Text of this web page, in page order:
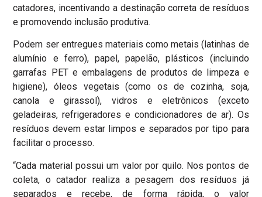
catadores, incentivando a destinação correta de resíduos
e promovendo inclusão produtiva.
Podem ser entregues materiais como metais (latinhas de
alumínio e ferro), papel, papelão, plásticos (incluindo
garrafas PET e embalagens de produtos de limpeza e
higiene), óleos vegetais (como os de cozinha, soja,
canola e girassol), vidros e eletrônicos (exceto
geladeiras, refrigeradores e condicionadores de ar). Os
resíduos devem estar limpos e separados por tipo para
facilitar o processo.
“Cada material possui um valor por quilo. Nos pontos de
coleta, o catador realiza a pesagem dos resíduos já
separados e recebe, de forma rápida, o valor